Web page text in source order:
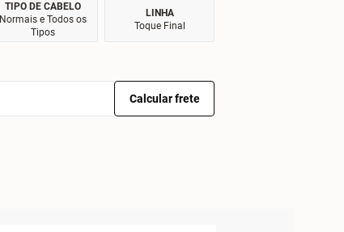
TIPO DE CABELO
Normais e Todos os
Tipos
LINHA
Toque Final
Calcular frete